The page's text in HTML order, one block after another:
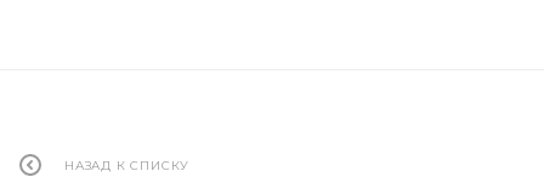
НАЗАД К СПИСКУ